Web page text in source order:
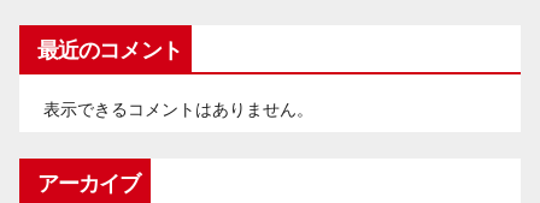
最近のコメント
表示できるコメントはありません。
アーカイブ